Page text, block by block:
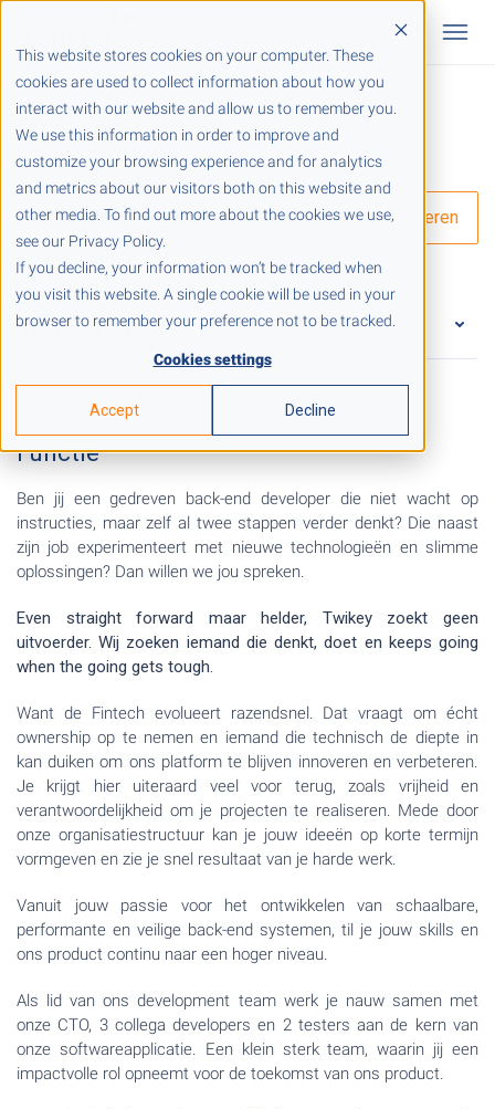
This website stores cookies on your computer. These
cookies are used to collect information about how you
interact with our website and allow us to remember you.
We use this information in order to improve and
customize your browsing experience and for analytics
and metrics about our visitors both on this website and
other media. To find out more about the cookies we use,
see our Privacy Policy.
If you decline, your information won’t be tracked when
you visit this website. A single cookie will be used in your
browser to remember your preference not to be tracked.
Cookies settings
Accept Decline
Alle vacatures
Direct solliciteren
Back-end Developer
(België)
Wat is Twikey?
Functie
Ben jij een gedreven back-end developer die niet wacht op
instructies, maar zelf al twee stappen verder denkt? Die naast
zijn job experimenteert met nieuwe technologieën en slimme
oplossingen? Dan willen we jou spreken.
Even straight forward maar helder, Twikey zoekt geen
uitvoerder. Wij zoeken iemand die denkt, doet en keeps going
when the going gets tough.
Want de Fintech evolueert razendsnel. Dat vraagt om écht
ownership op te nemen en iemand die technisch de diepte in
kan duiken om ons platform te blijven innoveren en verbeteren.
Je krijgt hier uiteraard veel voor terug, zoals vrijheid en
verantwoordelijkheid om je projecten te realiseren. Mede door
onze organisatiestructuur kan je jouw ideeën op korte termijn
vormgeven en zie je snel resultaat van je harde werk.
Vanuit jouw passie voor het ontwikkelen van schaalbare,
performante en veilige back-end systemen, til je jouw skills en
ons product continu naar een hoger niveau.
Als lid van ons development team werk je nauw samen met
onze CTO, 3 collega developers en 2 testers aan de kern van
onze softwareapplicatie. Een klein sterk team, waarin jij een
impactvolle rol opneemt voor de toekomst van ons product.